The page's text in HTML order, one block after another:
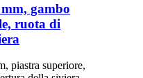
gambo
ruota di